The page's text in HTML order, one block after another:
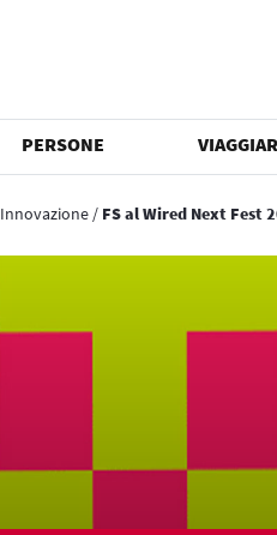
PERSONE
Innovazione / FS al Wired Next Fest